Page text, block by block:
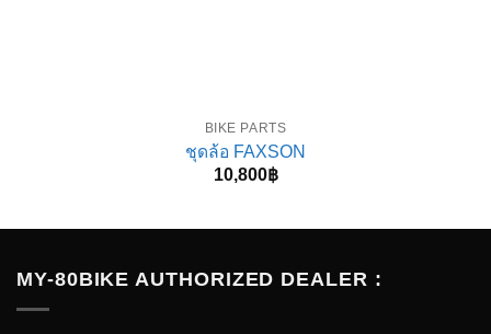
BIKE PARTS
ชุดล้อ FAXSON
10,800฿
MY-80BIKE AUTHORIZED DEALER :